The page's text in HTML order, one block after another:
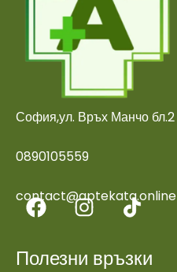
София,ул. Връх Манчо бл.2
0890105559
contact@aptekata.online
Полезни връзки